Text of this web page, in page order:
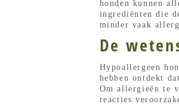
honden kunnen
ingrediënten die
minder vaak
De
Hypoallergeen
hebben ontdekt
Om allergieën te
reacties